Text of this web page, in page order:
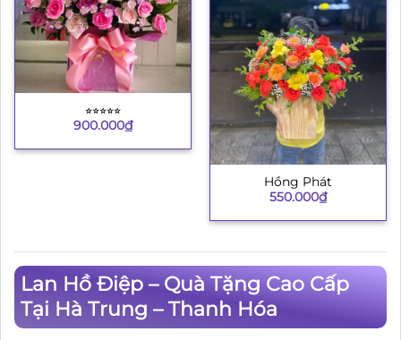
⭐︎⭐︎⭐︎⭐︎⭐︎
900.000₫
Hồng Phát
550.000₫
Lan Hồ Điệp – Quà Tặng Cao Cấp
Tại Hà Trung – Thanh Hóa